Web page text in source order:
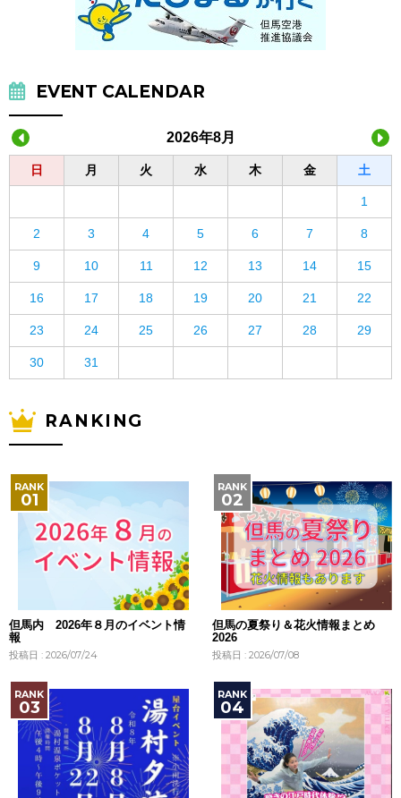
EVENT CALENDAR
2026年8月
日 月 火 水 木 金 土
1
2 3 4 5 6 7 8
9 10 11 12 13 14 15
16 17 18 19 20 21 22
23 24 25 26 27 28 29
30 31
RANKING
但馬内 2026年８月のイベント情
報
投稿日 : 2026/07/24
但馬の夏祭り＆花火情報まとめ
2026
投稿日 : 2026/07/08